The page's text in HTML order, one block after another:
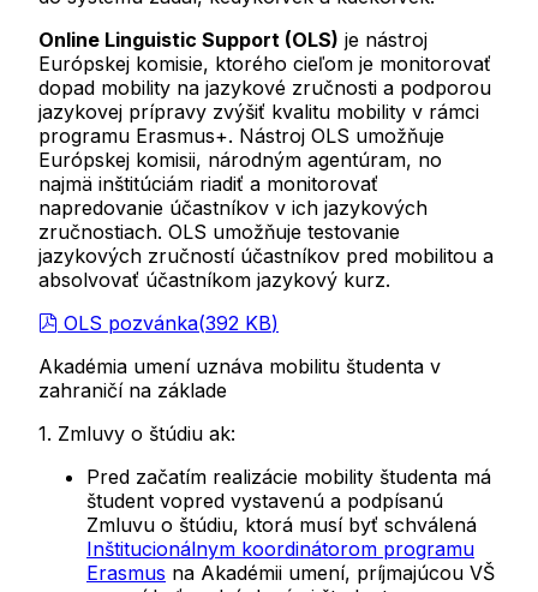
Online Linguistic Support (OLS) je nástroj
Európskej komisie, ktorého cieľom je monitorovať
dopad mobility na jazykové zručnosti a podporou
jazykovej prípravy zvýšiť kvalitu mobility v rámci
programu Erasmus+. Nástroj OLS umožňuje
Európskej komisii, národným agentúram, no
najmä inštitúciám riadiť a monitorovať
napredovanie účastníkov v ich jazykových
zručnostiach. OLS umožňuje testovanie
jazykových zručností účastníkov pred mobilitou a
absolvovať účastníkom jazykový kurz.
pdf
OLS pozvánka(392 KB)
Akadémia umení uznáva mobilitu študenta v
zahraničí na základe
1. Zmluvy o štúdiu ak:
Pred začatím realizácie mobility študenta má
študent vopred vystavenú a podpísanú
Zmluvu o štúdiu, ktorá musí byť schválená
Inštitucionálnym koordinátorom programu
Erasmus na Akadémii umení, príjmajúcou VŠ